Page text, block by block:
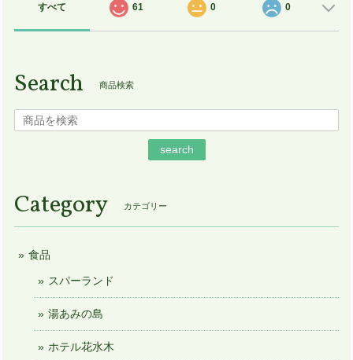
すべて 61 0 0
Search 商品検索
search
Category カテゴリー
食品
スパーランド
湯あみの島
ホテル花水木